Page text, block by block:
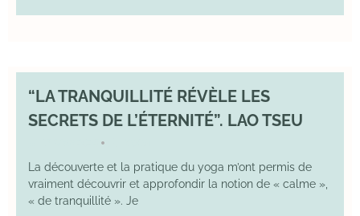
“LA TRANQUILLITÉ RÉVÈLE LES
SECRETS DE L’ÉTERNITÉ”. LAO TSEU
•
La découverte et la pratique du yoga m’ont permis de
vraiment découvrir et approfondir la notion de « calme »,
« de tranquillité ». Je